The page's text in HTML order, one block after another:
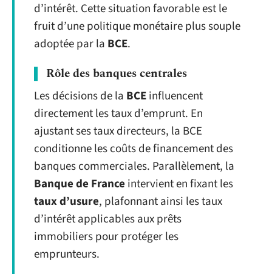
d’intérêt. Cette situation favorable est le
fruit d’une politique monétaire plus souple
adoptée par la BCE.
Rôle des banques centrales
Les décisions de la BCEinfluencent
directement les taux d’emprunt. En
ajustant ses taux directeurs, la BCE
conditionne les coûts de financement des
banques commerciales. Parallèlement, la
Banque de France intervient en fixant les
taux d’usure, plafonnant ainsi les taux
d’intérêt applicables aux prêts
immobiliers pour protéger les
emprunteurs.